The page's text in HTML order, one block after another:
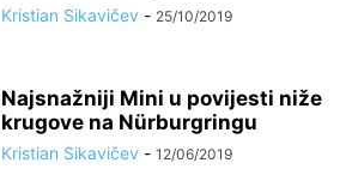
Kristian Sikavičev - 25/10/2019
Najsnažniji Mini u povijesti niže
krugove na Nürburgringu
Kristian Sikavičev - 12/06/2019